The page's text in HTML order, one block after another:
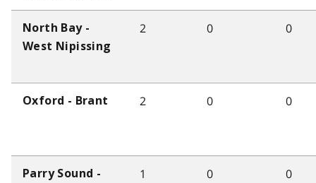
North Bay -
West Nipissing
2 0 0
Oxford - Brant 2 0 0
Parry Sound -
1 0 0